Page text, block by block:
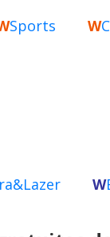
Sports W
W